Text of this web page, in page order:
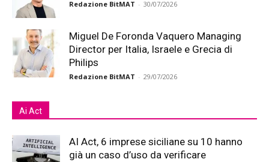
Redazione BitMAT - 30/07/2026
Miguel De Foronda Vaquero Managing
Director per Italia, Israele e Grecia di
Philips
Redazione BitMAT - 29/07/2026
Ai Act
AI Act, 6 imprese siciliane su 10 hanno
già un caso d’uso da verificare